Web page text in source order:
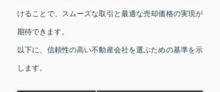
けることで、スムーズな取引と最適な売却価格の実現が
期待できます。
以下に、信頼性の高い不動産会社を選ぶための基準を示
します。